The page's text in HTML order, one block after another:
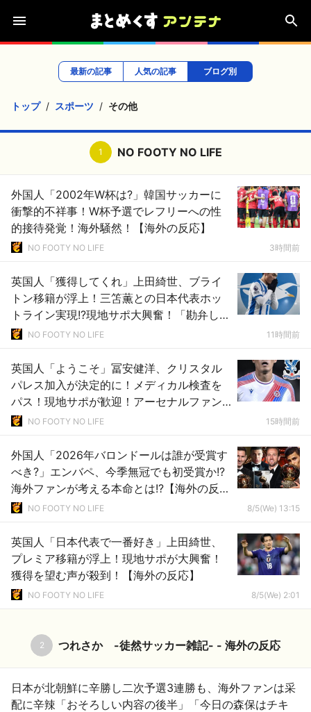
最新の記事 人気の記事 ブログ別
トップ スポーツ その他
1 NO FOOTY NO LIFE
外国人「2002年W杯は?」韓国サッカーに
衝撃的不祥事！W杯予選でレフリーへの性
的接待発覚！海外騒然！【海外の反応】
NO FOOTY NO LIFE 3時間前
英国人「獲得してくれ」上田綺世、ブライ
トン移籍が浮上！三笘薫との日本代表ホッ
トライン実現!?現地サポ大興奮！「勘弁して
くれ」と危惧される懸念点とは!?【海外の反
NO FOOTY NO LIFE 11時間前
英国人「ようこそ」冨安健洋、クリスタル
パレス加入が決定的に！メディカル検査を
パス！現地サポが歓迎！アーセナルファン
も祝福！【海外の反応】
NO FOOTY NO LIFE 15時間前
外国人「2026年バロンドールは誰が受賞す
べき?」エンバペ、今季無冠でも初受賞か!?
海外ファンが考える本命とは!?【海外の反
応】NO FOOTY NO LIFE 8/5(We) 13:15
英国人「日本代表で一番好き」上田綺世、
プレミア移籍が浮上！現地サポが大興奮！
獲得を望む声が殺到！【海外の反応】
NO FOOTY NO LIFE 8/5(We) 2:01
2 つれさか -徒然サッカー雑記- - 海外の反応
日本が北朝鮮に辛勝し二次予選3連勝も、海外ファンは采
配に辛辣「おそろしい内容の後半」「今日の森保はチキ